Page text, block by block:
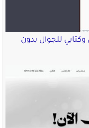
للجوال بدون